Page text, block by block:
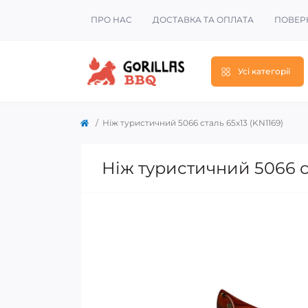
ПРО НАС ДОСТАВКА ТА ОПЛАТА
Усі категорії
Ніж туристичний 5066 сталь 65х13 (KN1169)
Ніж туристичний 5066